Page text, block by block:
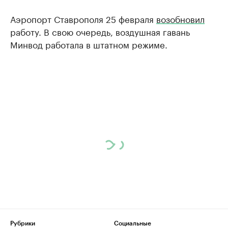
Аэропорт Ставрополя 25 февраля возобновил
работу. В свою очередь, воздушная гавань
Минвод работала в штатном режиме.
Рубрики
Социальные